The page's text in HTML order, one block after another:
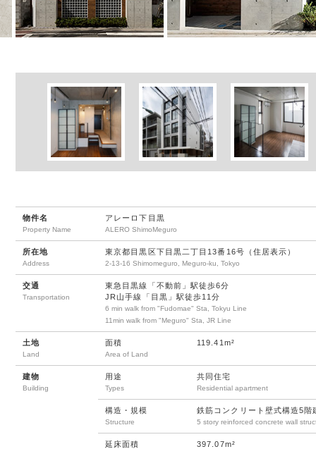
物件名
Property Name
アレーロ下目黒
ALERO ShimoMeguro
所在地
Address
東京都目黒区下目黒二丁目13番16号（住居表示）
2-13-16 Shimomeguro, Meguro-ku, Tokyo
交通
Transportation
東急目黒線「不動前」駅徒歩6分
JR山手線「目黒」駅徒歩11分
6 min walk from "Fudomae" Sta, Tokyu Line
11min walk from "Meguro" Sta, JR Line
土地
Land
面積
Area of Land
119.41m²
建物
Building
用途
Types
共同住宅
Residential apartment
構造・規模
Structure
鉄筋コンクリート壁式構造5階
5 story reinforced concrete wall
延床面積 397.07m²